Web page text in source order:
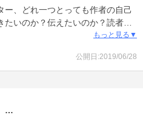
ー、どれ一つとっても作者の自己
いのか？伝えたいのか？読者を
作品の奥行きが感じられません。
ょうが、技術的に習得出来る部
に載せるのであれば、この方は原
方が良いのではないかと感じまし
もっと見る▼
公開日:2019/06/28
…